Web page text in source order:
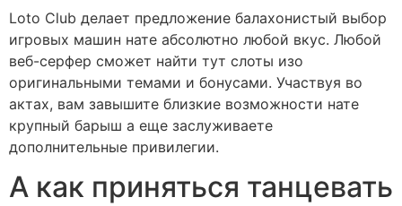
Loto Club делает предложение балахонистый выбор
игровых машин нате абсолютно любой вкус. Любой
веб-серфер сможет найти тут слоты изо
оригинальными темами и бонусами. Участвуя во
актах, вам завышите близкие возможности нате
крупный барыш а еще заслуживаете
дополнительные привилегии.
А как приняться танцевать